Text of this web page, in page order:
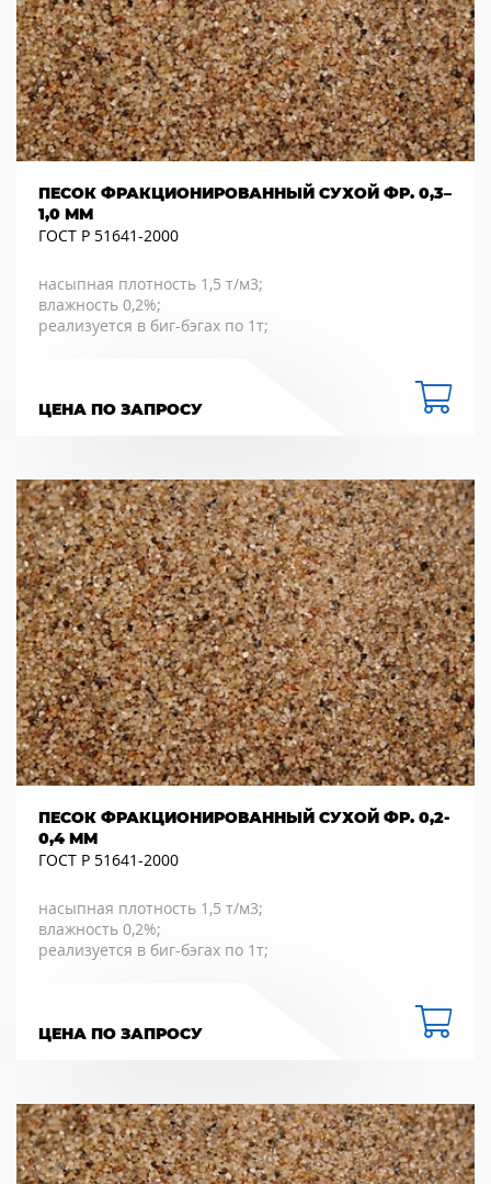
ПЕСОК ФРАКЦИОНИРОВАННЫЙ СУХОЙ ФР. 0,3–
1,0 ММ
ГОСТ Р 51641-2000
насыпная плотность 1,5 т/м3;
влажность 0,2%;
реализуется в биг-бэгах по 1т;
ЦЕНА ПО ЗАПРОСУ
ПЕСОК ФРАКЦИОНИРОВАННЫЙ СУХОЙ ФР. 0,2-
0,4 ММ
ГОСТ Р 51641-2000
насыпная плотность 1,5 т/м3;
влажность 0,2%;
реализуется в биг-бэгах по 1т;
ЦЕНА ПО ЗАПРОСУ